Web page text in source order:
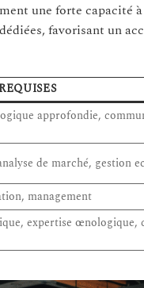
une forte capacité
favorisant un
approfondie,
de marché, gestion
management
expertise œnologique,